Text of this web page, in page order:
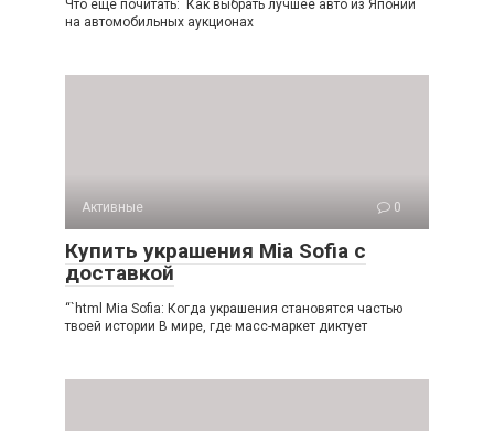
Что еще почитать: Как выбрать лучшее авто из Японии
на автомобильных аукционах
Активные 0
Купить украшения Mia Sofia с
доставкой
“`html Mia Sofia: Когда украшения становятся частью
твоей истории В мире, где масс-маркет диктует